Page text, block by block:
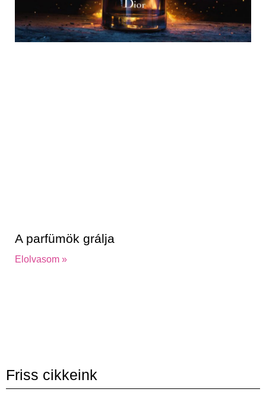
A parfümök grálja
Elolvasom »
Friss cikkeink